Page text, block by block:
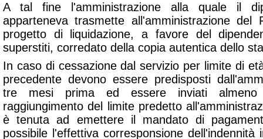
A tal fine l'amministrazione alla quale il
apparteneva trasmette all'amministrazione del
progetto di liquidazione, a favore del
superstiti, corredato della copia autentica dello
In caso di cessazione dal servizio per limite di
precedente devono essere predisposti
tre mesi prima ed essere inviati
raggiungimento del limite predetto
è tenuta ad emettere il mandato di
possibile l'effettiva corresponsione dell'indennità